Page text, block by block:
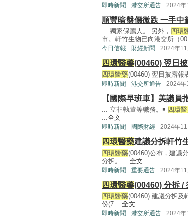
即時新聞 港交所通告 2024年
順豐暗盤價微跌 一手中
... 獨家保薦人。 另外， 四環
市。軒竹生物已向港交所（
今日信報 財經新聞 2024年11
四環醫藥(00460) 翌日
四環醫藥(00460) 翌日披露報
即時新聞 港交所通告 2024年
【國際早班車】美議
... 立非執董等職務。￭ 四環
...全文
即時新聞 國際財經 2024年11
四環醫藥建議分拆軒竹
四環醫藥(00460)公布，建議
分拆。 ...全文
即時新聞 重要通告 2024年11
四環醫藥(00460) 分拆 /
四環醫藥(00460) 建議分拆及
份(7 ...全文
即時新聞 港交所通告 2024年